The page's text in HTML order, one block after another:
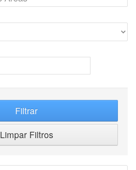
Filtrar
Limpar Filtros